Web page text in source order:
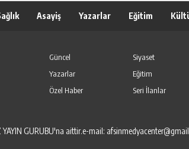
Asayiş Yazarlar Eğitim
Güncel Siyaset
Yazarlar Eğitim
Özel Haber Seri İlanlar
YAYIN GURUBU'na aittir.e-mail: